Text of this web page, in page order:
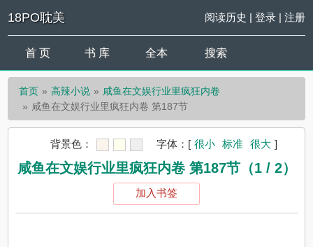
18PO耽美 阅读历史 | 登录| 注册
首 页 书 库 全本 搜索
首页 高辣小说
咸鱼在文娱行业里疯狂内卷
咸鱼在文娱行业里疯狂内卷 第187节
背景色： 字体： [ 很小 标准 很大 ]
咸鱼在文娱行业里疯狂内卷 第187节（1 / 2）
加入书签